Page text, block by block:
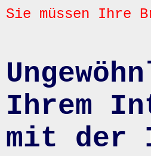
Sie müssen Ihre
Ihrem
mit der